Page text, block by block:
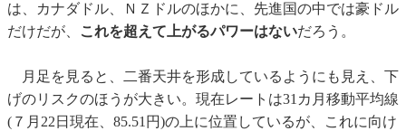
は、カナダドル、ＮＺドルのほかに、先進国の中では豪ドル
だけだが、
これを超えて上がるパワーはないだろう。
月足を見ると、二番天井を形成しているようにも見え、下
げのリスクのほうが大きい。現在レートは31カ月移動平均線
(７月22日現在、85.51円)の上に位置しているが、これに向け